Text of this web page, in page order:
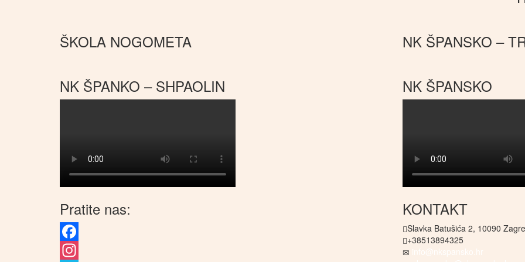
ŠKOLA NOGOMETA NK ŠPANSKO –
NK ŠPANKO – SHPAOLIN NK ŠPANSKO
Pratite nas:
Facebook
KONTAKT
Slavka Batušića 2, 10090
+38513894325
info@nkspansko.hr